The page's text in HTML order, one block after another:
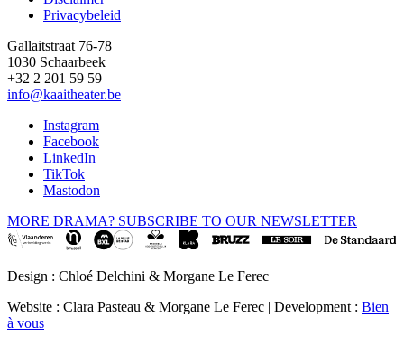
Privacybeleid
Gallaitstraat 76-78
1030 Schaarbeek
+32 2 201 59 59
info@kaaitheater.be
Instagram
Facebook
LinkedIn
TikTok
Mastodon
MORE DRAMA? SUBSCRIBE TO OUR NEWSLETTER
Design : Chloé Delchini & Morgane Le Ferec
Website : Clara Pasteau & Morgane Le Ferec | Development : Bien
à vous